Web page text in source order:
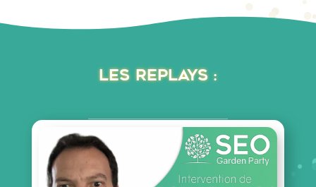
Les replays :